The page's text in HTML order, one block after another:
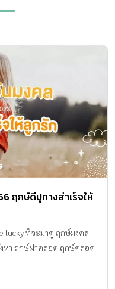
ฤกษ์ดีปูทางสำเร็จให้
lucky ที่จะมาดู ฤกษ์มงคล
า ฤกษ์ผ่าคลอด ฤกษ์คลอด